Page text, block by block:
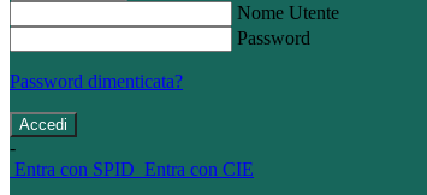
Nome Utente
Password
Password dimenticata?
-
Entra con SPID Entra con CIE